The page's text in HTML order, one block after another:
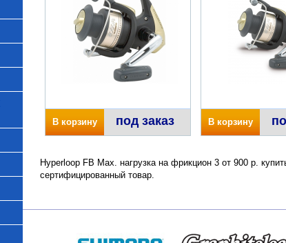
В корзину под заказ В корзину
Hyperloop FB Max. нагрузка на фрикцион 3 от 900 р.
сертифицированный товар.